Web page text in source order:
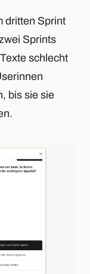
dritten Sprint
Sprints
schlecht
bis sie sie